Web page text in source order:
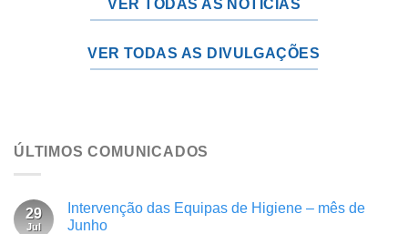
VER TODAS AS NOTÍCIAS
VER TODAS AS DIVULGAÇÕES
ÚLTIMOS COMUNICADOS
29
Jul
Intervenção das Equipas de Higiene – mês de
Junho